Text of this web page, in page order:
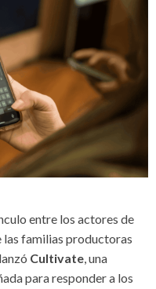
entre los actores de
las familias productoras
Cultivate, una
para responder a los